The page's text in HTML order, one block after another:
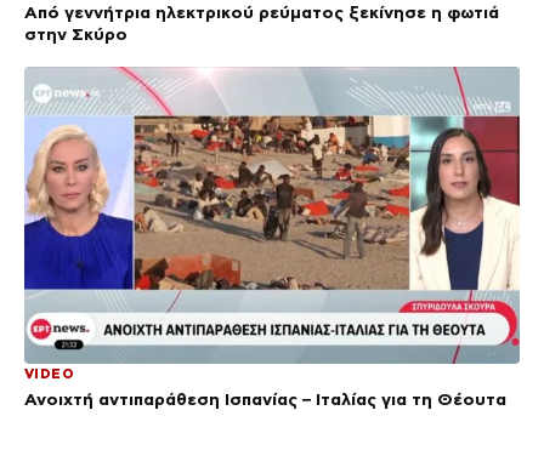
Από γεννήτρια ηλεκτρικού ρεύματος ξεκίνησε η φωτιά
στην Σκύρο
VIDEO
Ανοιχτή αντιπαράθεση Ισπανίας – Ιταλίας για τη Θέουτα